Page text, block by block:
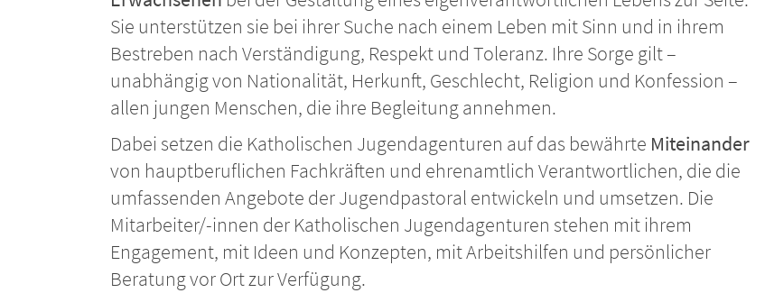
Sie unterstützen sie bei ihrer Suche nach einem Leben mit Sinn und in ihrem
Bestreben nach Verständigung, Respekt und Toleranz. Ihre Sorge gilt –
unabhängig von Nationalität, Herkunft, Geschlecht, Religion und Konfession –
allen jungen Menschen, die ihre Begleitung annehmen.
Dabei setzen die Katholischen Jugendagenturen auf das bewährte Miteinander
von hauptberuflichen Fachkräften und ehrenamtlich Verantwortlichen, die die
umfassenden Angebote der Jugendpastoral entwickeln und umsetzen. Die
Mitarbeiter/-innen der Katholischen Jugendagenturen stehen mit ihrem
Engagement, mit Ideen und Konzepten, mit Arbeitshilfen und persönlicher
Beratung vor Ort zur Verfügung.